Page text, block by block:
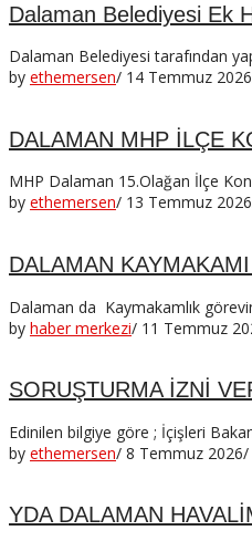
Dalaman Belediyesi Ek
Dalaman Belediyesi tarafından
by ethemersen/ 14 Temmuz 2026
DALAMAN MHP İLÇE
MHP Dalaman 15.Olağan İlçe
by ethemersen/ 13 Temmuz 2026
DALAMAN
Dalaman da Kaymakamlık
by haber merkezi/ 11 Temmuz
SORUŞTURMA İZNİ
Edinilen bilgiye göre ; İçişleri
by ethemersen/ 8 Temmuz 2026/
YDA DALAMAN